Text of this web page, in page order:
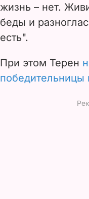
жизнь – нет.
беды и
есть".
При этом Терен
победительницы